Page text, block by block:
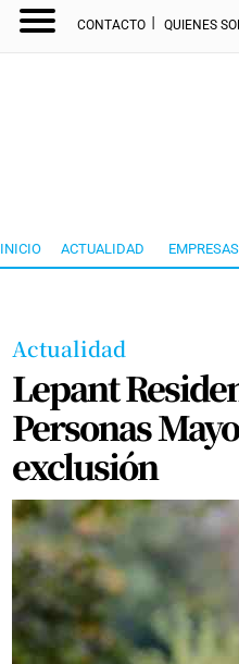
CONTACTO I QUIENES
INICIO ACTUALIDAD EMPRESAS
Actualidad
Lepant
Personas
exclusión